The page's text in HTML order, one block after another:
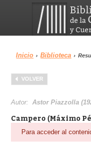
Menu
Biblioteca
Inicio › Biblioteca ›
VOLVER
Autor:Astor Piazzolla
Campero (Máximo
Para acceder al